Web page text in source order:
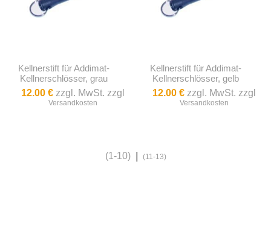
Kellnerstift für Addimat-
Kellnerschlösser, grau
12.00 €zzgl. MwSt. zzgl
Versandkosten
Kellnerstift für Addimat-
Kellnerschlösser, gelb
12.00 € zzgl. MwSt. zzgl
Versandkosten
(1-10) (11-13)